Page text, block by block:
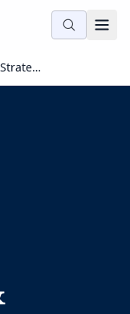
Management & Strategie